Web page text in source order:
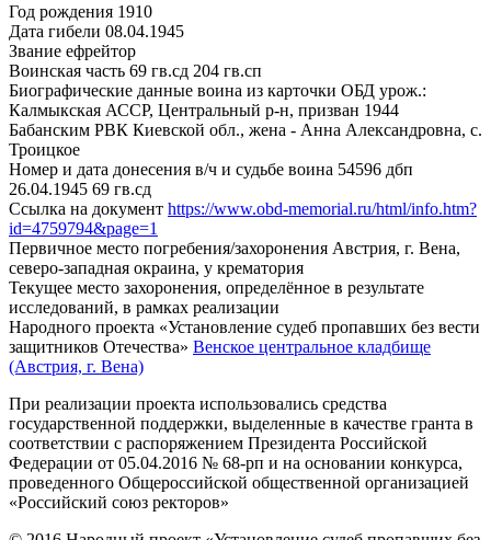
Год рождения 1910
Дата гибели 08.04.1945
Звание ефрейтор
Воинская часть 69 гв.сд 204 гв.сп
Биографические данные воина из карточки ОБД урож.:
Калмыкская АССР, Центральный р-н, призван 1944
Бабанским РВК Киевской обл., жена - Анна Александровна, с.
Троицкое
Номер и дата донесения в/ч и судьбе воина 54596 дбп
26.04.1945 69 гв.сд
Ссылка на документ https://www.obd-memorial.ru/html/info.htm?
id=4759794&page=1
Первичное место погребения/захоронения Австрия, г. Вена,
северо-западная окраина, у крематория
Текущее место захоронения, определённое в результате
исследований, в рамках реализации
Народного проекта «Установление судеб пропавших без вести
защитников Отечества» Венское центральное кладбище
(Австрия, г. Вена)
При реализации проекта использовались средства
государственной поддержки, выделенные в качестве гранта в
соответствии с распоряжением Президента Российской
Федерации от 05.04.2016 № 68-рп и на основании конкурса,
проведенного Общероссийской общественной организацией
«Российский союз ректоров»